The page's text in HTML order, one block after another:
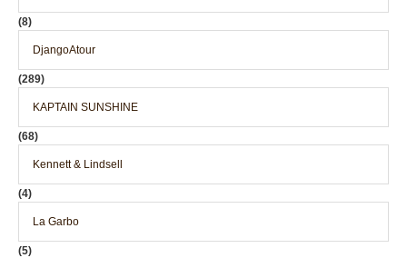
(8)
DjangoAtour
(289)
KAPTAIN SUNSHINE
(68)
Kennett & Lindsell
(4)
La Garbo
(5)